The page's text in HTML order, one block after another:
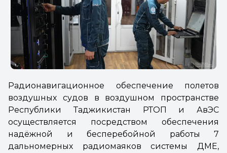
Радионавигационное обеспечение полетов
воздушных судов в воздушном пространстве
Республики Таджикистан РТОП и АвЭС
осуществляется посредством обеспечения
надёжной и бесперебойной работы 7
дальномерных радиомаяков системы ДМЕ,